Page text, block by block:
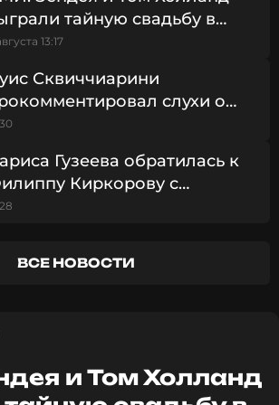
тайную свадьбу в
13:17
Сквиччиарини
слухи о
Лерчек
Гузеева обратилась к
Киркорову с
о помощи
ВСЕ НОВОСТИ
и Том Холланд